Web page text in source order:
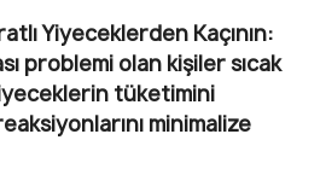
Yiyeceklerden Kaçının:
problemi olan kişiler sıcak
tüketimini
minimalize